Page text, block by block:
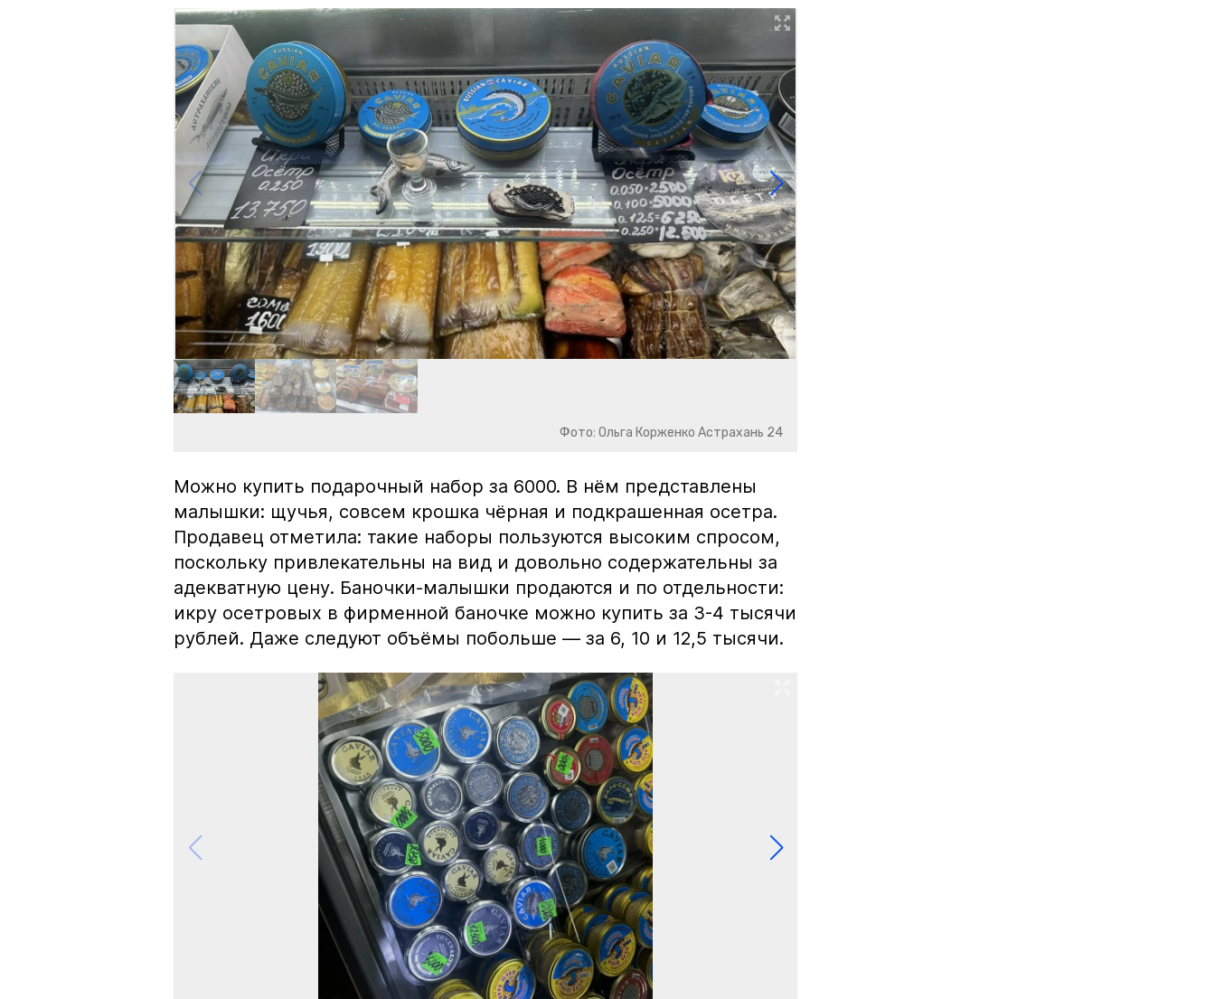
Фото: Ольга Корженко Астрахань 24
Можно купить подарочный набор за 6000. В нём представлены
малышки: щучья, совсем крошка чёрная и подкрашенная осетра.
Продавец отметила: такие наборы пользуются высоким спросом,
поскольку привлекательны на вид и довольно содержательны за
адекватную цену. Баночки-малышки продаются и по отдельности:
икру осетровых в фирменной баночке можно купить за 3-4 тысячи
рублей. Даже следуют объёмы побольше — за 6, 10 и 12,5 тысячи.